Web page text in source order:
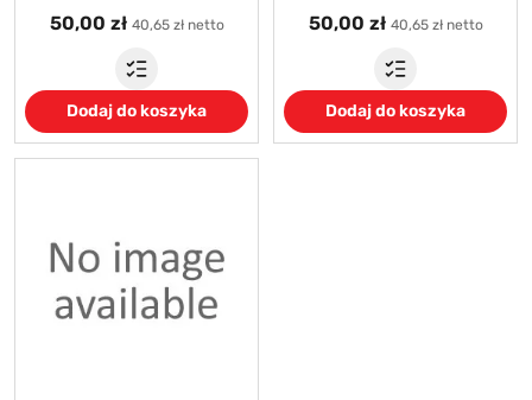
50,00 zł 40,65 zł netto
Dodaj do koszyka
50,00 zł 40,65 zł netto
Dodaj do koszyka